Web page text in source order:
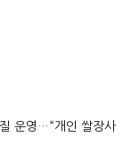
운영…“개인 쌀장사